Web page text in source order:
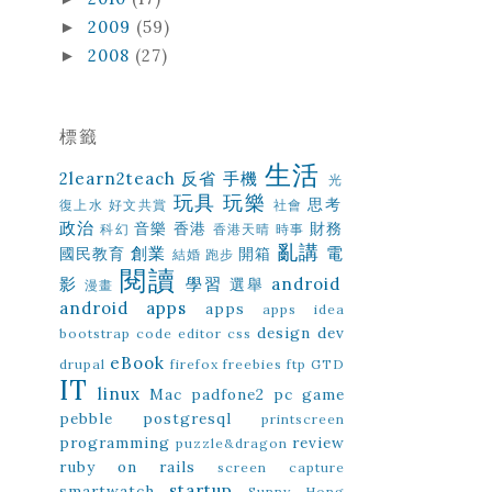
► 2009 (59)
► 2008 (27)
標籤
2learn2teach 反省 手機 生活
光
復上水 好文共賞 玩具 玩樂 社會 思考
政治 科幻 音樂 香港 香港天晴 時事 財務
國民教育 創業 結婚 跑步 開箱 亂講 電
影 漫畫 閱讀 學習 選舉 android
android apps
apps
apps idea
bootstrap code editor css design dev
drupal eBook firefox freebies ftp GTD
IT linux Mac padfone2
pc game
pebble
postgresql printscreen
programming puzzle&dragon review
ruby on rails
screen capture